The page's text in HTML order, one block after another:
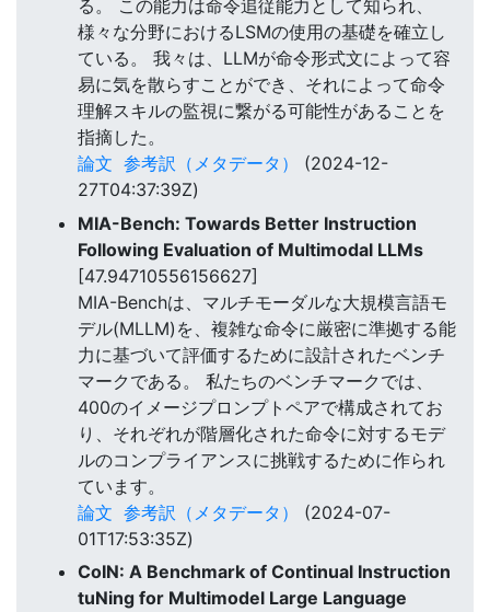
る。 この能力は命令追従能力として知られ、
様々な分野におけるLSMの使用の基礎を確立し
ている。 我々は、LLMが命令形式文によって容
易に気を散らすことができ、それによって命令
理解スキルの監視に繋がる可能性があることを
指摘した。
論文 参考訳（メタデータ）
(2024-12-
27T04:37:39Z)
MIA-Bench: Towards Better Instruction
Following Evaluation of Multimodal LLMs
[47.94710556156627]
MIA-Benchは、マルチモーダルな大規模言語モ
デル(MLLM)を、複雑な命令に厳密に準拠する能
力に基づいて評価するために設計されたベンチ
マークである。 私たちのベンチマークでは、
400のイメージプロンプトペアで構成されてお
り、それぞれが階層化された命令に対するモデ
ルのコンプライアンスに挑戦するために作られ
ています。
論文 参考訳（メタデータ）
(2024-07-
01T17:53:35Z)
CoIN: A Benchmark of Continual Instruction
tuNing for Multimodel Large Language